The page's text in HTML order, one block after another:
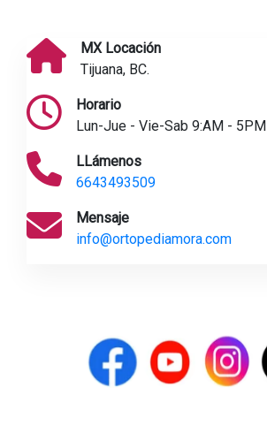
MX Locación
Tijuana, BC.
Horario
Lun-Jue - Vie-Sab 9:AM - 5PM
LLámenos
6643493509
Mensaje
info@ortopediamora.com